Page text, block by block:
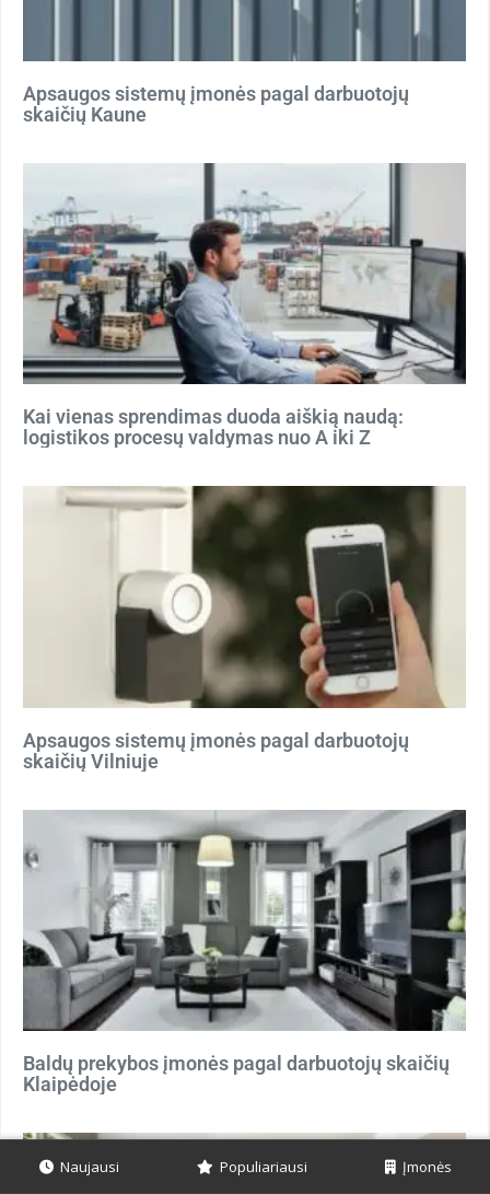
Apsaugos sistemų įmonės pagal darbuotojų
skaičių Kaune
Kai vienas sprendimas duoda aiškią naudą:
logistikos procesų valdymas nuo A iki Z
Apsaugos sistemų įmonės pagal darbuotojų
skaičių Vilniuje
Baldų prekybos įmonės pagal darbuotojų skaičių
Klaipėdoje
Naujausi Populiariausi Įmonės